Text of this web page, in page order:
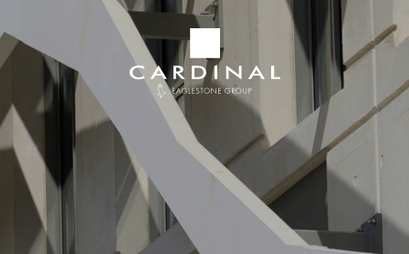
Groupe
Cardinal
BEAUCOUP D’IMAGINATION